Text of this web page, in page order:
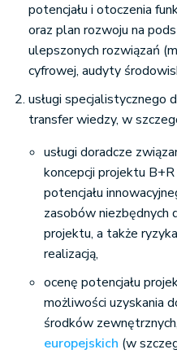
potencjału i otoczenia
oraz plan rozwoju na
ulepszonych rozwiązań
cyfrowej, audyty
usługi specjalistycznego
transfer wiedzy, w
usługi doradcze
koncepcji projektu
potencjału
zasobów niezbędnych
projektu, a także
realizacją,
ocenę potencjału
możliwości uzyskania
środków
europejskich (w